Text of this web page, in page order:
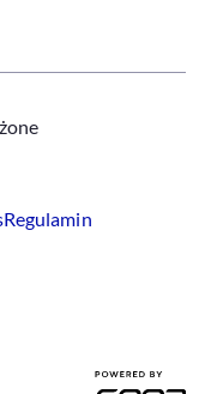
Regulamin